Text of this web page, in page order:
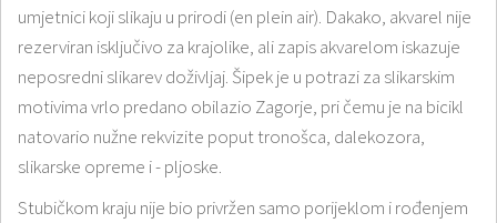
umjetnici koji slikaju u prirodi (en plein air). Dakako, akvarel nije
rezerviran isključivo za krajolike, ali zapis akvarelom iskazuje
neposredni slikarev doživljaj. Šipek je u potrazi za slikarskim
motivima vrlo predano obilazio Zagorje, pri čemu je na bicikl
natovario nužne rekvizite poput tronošca, dalekozora,
slikarske opreme i - pljoske.
Stubičkom kraju nije bio privržen samo porijeklom i rođenjem